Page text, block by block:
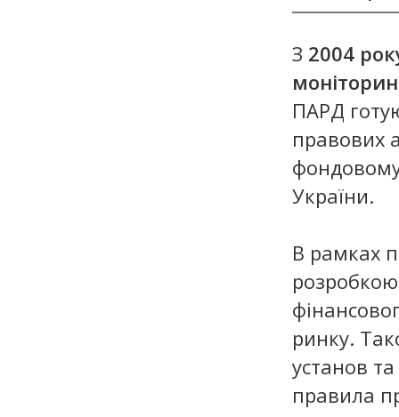
З 2004
ПАРД
правових
України.
В рамках
ринку.
установ
правила